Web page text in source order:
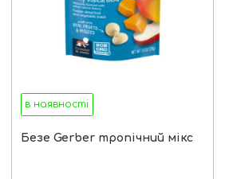
в наявності
Безе Gerber тропічний мікс